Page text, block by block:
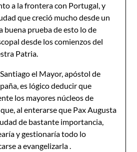
a la frontera con Portugal, y
que creció mucho desde un
buena prueba de esto lo de
desde los comienzos del
Patria.
el Mayor, apóstol de
es lógi­co deducir que
los mayores núcleos de
al enterarse que Pax Augusta
de bastante importancia,
y gestionaría todo lo
a evangelizarla .